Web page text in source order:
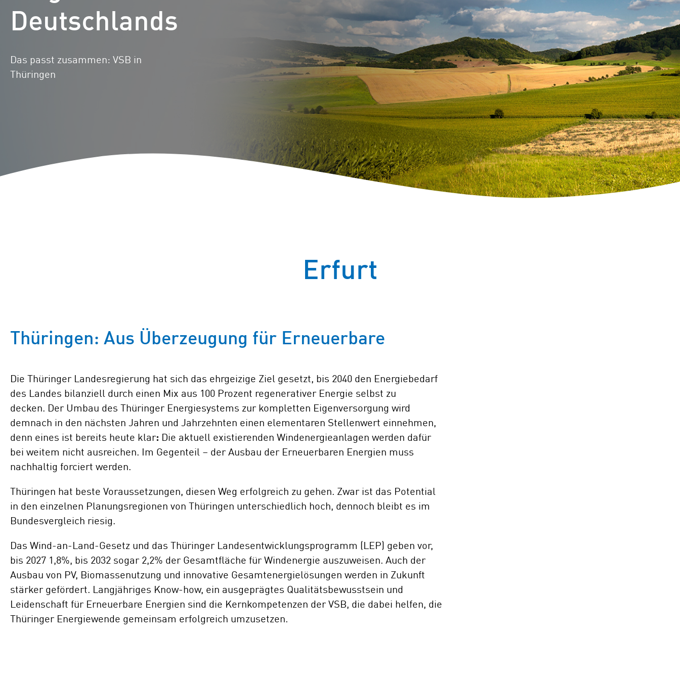
Repowering E-Mobility Lösungen
Erfurt
Deutschlands
Das passt zusammen: VSB in
Thüringen
Thüringen: Aus Überzeugung für Erneuerbare
Die Thüringer Landesregierung hat sich das ehrgeizige Ziel gesetzt, bis 2040 den Energiebedarf
des Landes bilanziell durch einen Mix aus 100 Prozent regenerativer Energie selbst zu
decken. Der Umbau des Thüringer Energiesystems zur kompletten Eigenversorgung wird
demnach in den nächsten Jahren und Jahrzehnten einen elementaren Stellenwert einnehmen,
denn eines ist bereits heute klar: Die aktuell existierenden Windenergieanlagen werden dafür
bei weitem nicht ausreichen. Im Gegenteil – der Ausbau der Erneuerbaren Energien muss
nachhaltig forciert werden.
Thüringen hat beste Voraussetzungen, diesen Weg erfolgreich zu gehen. Zwar ist das Potential
in den einzelnen Planungsregionen von Thüringen unterschiedlich hoch, dennoch bleibt es im
Bundesvergleich riesig.
Das Wind-an-Land-Gesetz und das Thüringer Landesentwicklungsprogramm (LEP) geben vor,
bis 2027 1,8%, bis 2032 sogar 2,2% der Gesamtfläche für Windenergie auszuweisen. Auch der
Ausbau von PV, Biomassenutzung und innovative Gesamtenergielösungen werden in Zukunft
stärker gefördert. Langjähriges Know-how, ein ausgeprägtes Qualitätsbewusstsein und
Leidenschaft für Erneuerbare Energien sind die Kernkompetenzen der VSB, die dabei helfen, die
Thüringer Energiewende gemeinsam erfolgreich umzusetzen.